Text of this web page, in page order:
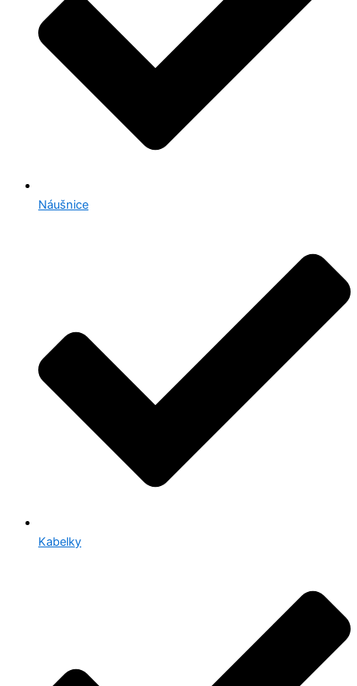
Náušnice
Kabelky